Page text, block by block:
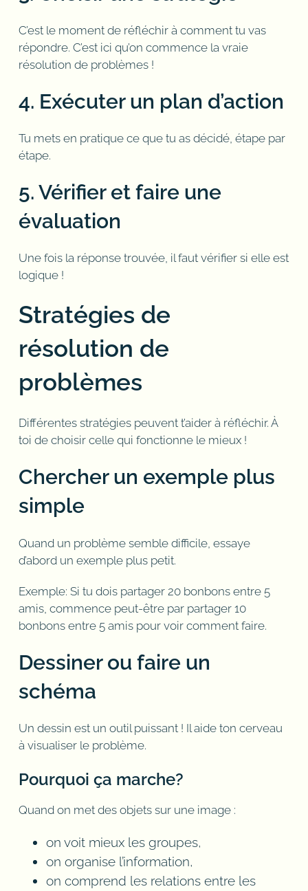
C’est le moment de réfléchir à comment tu vas
répondre. C’est ici qu’on commence la vraie
résolution de problèmes !
4. Exécuter un plan d’action
Tu mets en pratique ce que tu as décidé, étape par
étape.
5. Vérifier et faire une
évaluation
Une fois la réponse trouvée, il faut vérifier si elle est
logique !
Stratégies de
résolution de
problèmes
Différentes stratégies peuvent t’aider à réfléchir. À
toi de choisir celle qui fonctionne le mieux !
Chercher un exemple plus
simple
Quand un problème semble difficile, essaye
d’abord un exemple plus petit.
Exemple: Si tu dois partager 20 bonbons entre 5
amis, commence peut-être par partager 10
bonbons entre 5 amis pour voir comment faire.
Dessiner ou faire un
schéma
Un dessin est un outil puissant ! Il aide ton cerveau
à visualiser le problème.
Pourquoi ça marche?
Quand on met des objets sur une image :
on voit mieux les groupes,
on organise l’information,
on comprend les relations entre les